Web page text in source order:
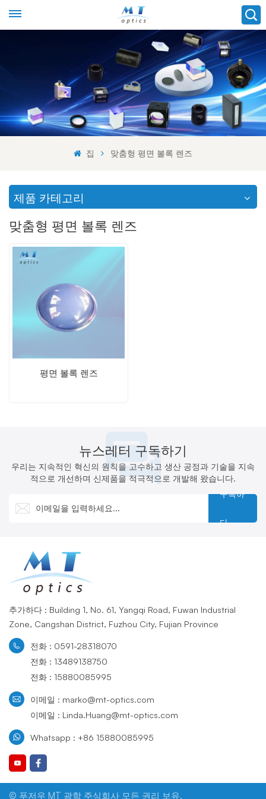
집 맞춤형 평면 볼록 렌즈
제품 카테고리
맞춤형 평면 볼록 렌즈
평면 볼록 렌즈
뉴스레터 구독하기
우리는 지속적인 혁신의 원칙을 고수하고 생산 공정과 기술을 지속
적으로 개선하며 신제품을 적극적으로 개발해 왔습니다.
구독하
다
추가하다 : Building 1, No. 61, Yangqi Road, Fuwan Industrial
Zone, Cangshan District, Fuzhou City, Fujian Province
전화 : 0591-28318070
전화 : 13489138750
전화 : 15880085995
이메일 : marko@mt-optics.com
이메일 : Linda.Huang@mt-optics.com
Whatsapp : +86 15880085995
© 푸저우 MT 광학 주식회사 모든 권리 보유.